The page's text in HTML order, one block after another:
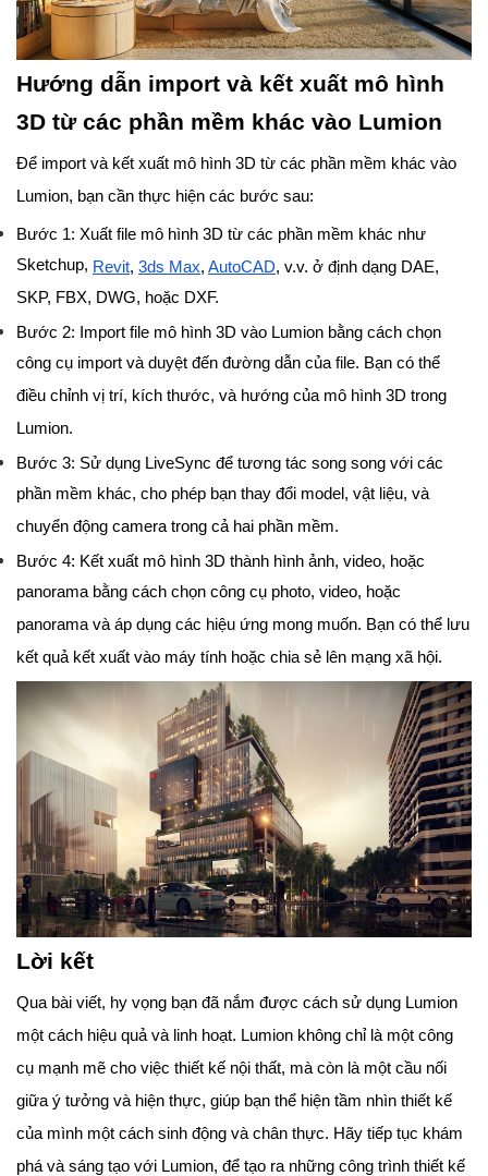
Hướng dẫn import và kết xuất mô hình
3D từ các phần mềm khác vào Lumion
Để import và kết xuất mô hình 3D từ các phần mềm khác vào
Lumion, bạn cần thực hiện các bước sau:
Bước 1: Xuất file mô hình 3D từ các phần mềm khác như
Sketchup, Revit, 3ds Max, AutoCAD, v.v. ở định dạng DAE,
SKP, FBX, DWG, hoặc DXF.
Bước 2: Import file mô hình 3D vào Lumion bằng cách chọn
công cụ import và duyệt đến đường dẫn của file. Bạn có thể
điều chỉnh vị trí, kích thước, và hướng của mô hình 3D trong
Lumion.
Bước 3: Sử dụng LiveSync để tương tác song song với các
phần mềm khác, cho phép bạn thay đổi model, vật liệu, và
chuyển động camera trong cả hai phần mềm.
Bước 4: Kết xuất mô hình 3D thành hình ảnh, video, hoặc
panorama bằng cách chọn công cụ photo, video, hoặc
panorama và áp dụng các hiệu ứng mong muốn. Bạn có thể lưu
kết quả kết xuất vào máy tính hoặc chia sẻ lên mạng xã hội.
Lời kết
Qua bài viết, hy vọng bạn đã nắm được cách sử dụng Lumion
một cách hiệu quả và linh hoạt. Lumion không chỉ là một công
cụ mạnh mẽ cho việc thiết kế nội thất, mà còn là một cầu nối
giữa ý tưởng và hiện thực, giúp bạn thể hiện tầm nhìn thiết kế
của mình một cách sinh động và chân thực. Hãy tiếp tục khám
phá và sáng tạo với Lumion, để tạo ra những công trình thiết kế